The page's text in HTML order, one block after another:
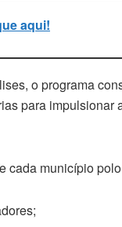
aqui!
o programa
para impulsionar
cada município